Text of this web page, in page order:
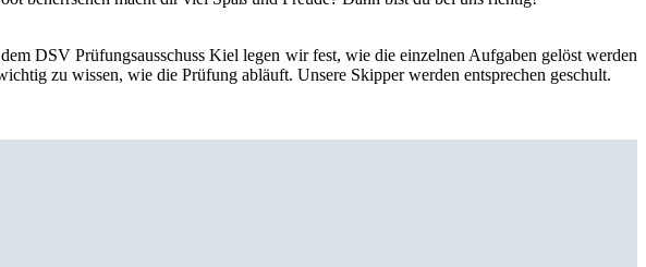
DSV Prüfungsausschuss Kiel legen wir fest, wie die einzelnen Aufgaben gelöst werden
zu wissen, wie die Prüfung abläuft. Unsere Skipper werden entsprechen geschult.